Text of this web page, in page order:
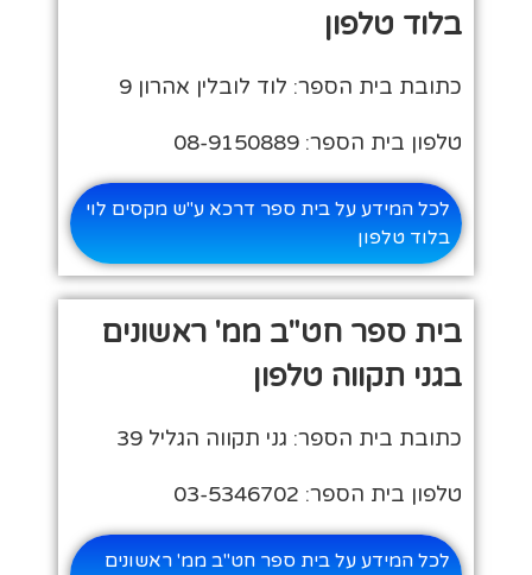
בלוד טלפון
כתובת בית הספר: לוד לובלין אהרון 9
טלפון בית הספר: 08-9150889
לכל המידע על בית ספר דרכא ע"ש מקסים לוי
בלוד טלפון
בית ספר חט"ב ממ' ראשונים
בגני תקווה טלפון
כתובת בית הספר: גני תקווה הגליל 39
טלפון בית הספר: 03-5346702
לכל המידע על בית ספר חט"ב ממ' ראשונים